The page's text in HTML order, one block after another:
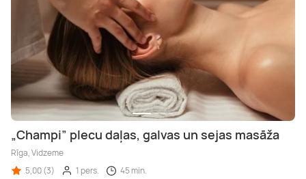
„Champi” plecu daļas, galvas un sejas masāža
Rīga, Vidzeme
5,00 (3)
1 pers. 45 min.